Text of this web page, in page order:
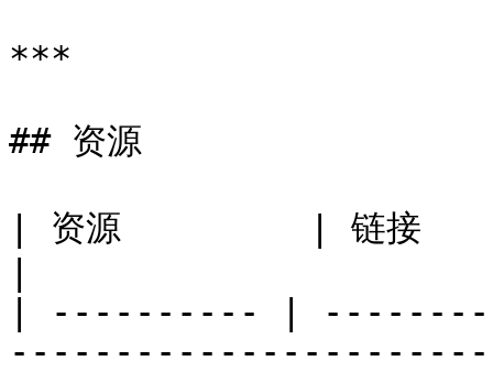
***
## 资源
| 资源         | 链接
| ---------- |